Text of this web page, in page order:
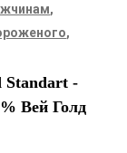
,
,
Standart -
Вей Голд